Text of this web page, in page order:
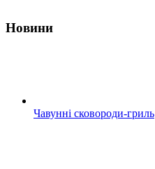
Новини
Чавунні сковороди-гриль